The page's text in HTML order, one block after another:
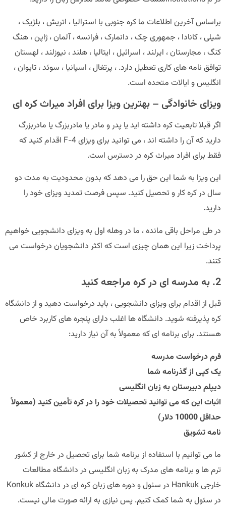
براساس آخرین اطلاعات ما کره جنوبی با استرالیا ، اتریش ، بلژیک ،
شیلی ، کانادا ، جمهوری چک ، دانمارک ، فرانسه ، آلمان ، ژاپن ، هنگ
کنگ ، مجارستان ، ایرلند ، اسرائیل ، ایتالیا ، هلند ، نیوزلند ، لهستان
توافق نامه های کاری تعطیل دارد. ، پرتغال ، اسپانیا ، سوئد ، تایوان ،
انگلیس و ایالات متحده است.
ویزای خانوادگی – بهترین ویزا برای افراد میراث کره ای
اگر قبلا تابعیت کره داشته اید یا پدر و مادر یا مادربزرگ یا مادربزرگ
دارید که آن را داشته اند ، می توانید برای ویزای F-4 اقدام کنید که
فقط برای افراد میراث کره در دسترس است.
این ویزا به شما این حق را می دهد که بدون محدودیت به مدت دو
سال در کره کار و تحصیل کنید. سپس فرصت تمدید ویزای خود را
دارید.
در طی مراحل باقی مانده ، ما در وهله اول به ویزای دانشجویی خواهیم
پرداخت زیرا این همان چیزی است که اکثر دانشجویان درخواست می
کنند.
2. به مدرسه ای در کره مراجعه کنید
قبل از اقدام برای ویزای دانشجویی ، باید درخواست دهید و از دانشگاه
کره پذیرفته شوید. دانشگاه ها اغلب دارای پنجره های کاربرد خاص
هستند. برای برنامه ای که معمولاً به آن نیاز دارید:
فرم درخواست مدرسه
یک کپی از گذرنامه شما
دیپلم دبیرستان به زبان انگلیسی
اثبات این که می توانید تحصیلات خود را در کره تأمین کنید (معمولاً
حداقل 10000 دلار)
نامه تشویق
ما می توانیم با استفاده از برنامه شما برای تحصیل در خارج از کشور
ترم ها و برنامه های مدرک به زبان انگلیسی در دانشگاه مطالعات
خارجی Hankuk در سئول و دوره های زبان کره ای در دانشگاه Konkuk
در سئول به شما کمک کنیم. پس نیازی به ارائه صورت مالی نیست.